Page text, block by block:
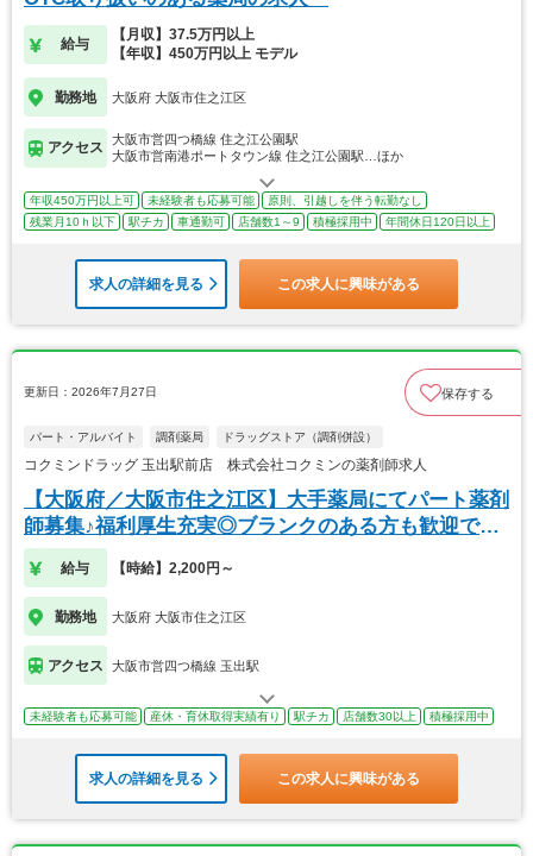
給与
【月収】37.5万円以上
【年収】450万円以上 モデル
勤務地 大阪府 大阪市住之江区
アクセス
大阪市営四つ橋線 住之江公園駅
大阪市営南港ポートタウン線 住之江公園駅…ほか
年収450万円以上可 未経験者も応募可能
原則、引越しを伴う転勤なし
残業月10ｈ以下
駅チカ 車通勤可 店舗数1～9 積極採用中 年間休日120日以上
求人の詳細を見る この求人に興味がある
更新日：2026年7月27日 保存する
パート・アルバイト 調剤薬局 ドラッグストア（調剤併設）
コクミンドラッグ 玉出駅前店 株式会社コクミンの薬剤師求人
【大阪府／大阪市住之江区】大手薬局にてパート薬剤
師募集♪福利厚生充実◎ブランクのある方も歓迎で
す！
給与 【時給】2,200円～
勤務地 大阪府 大阪市住之江区
アクセス 大阪市営四つ橋線 玉出駅
未経験者も応募可能 産休・育休取得実績有り 駅チカ 店舗数30以上 積極採用中
求人の詳細を見る この求人に興味がある